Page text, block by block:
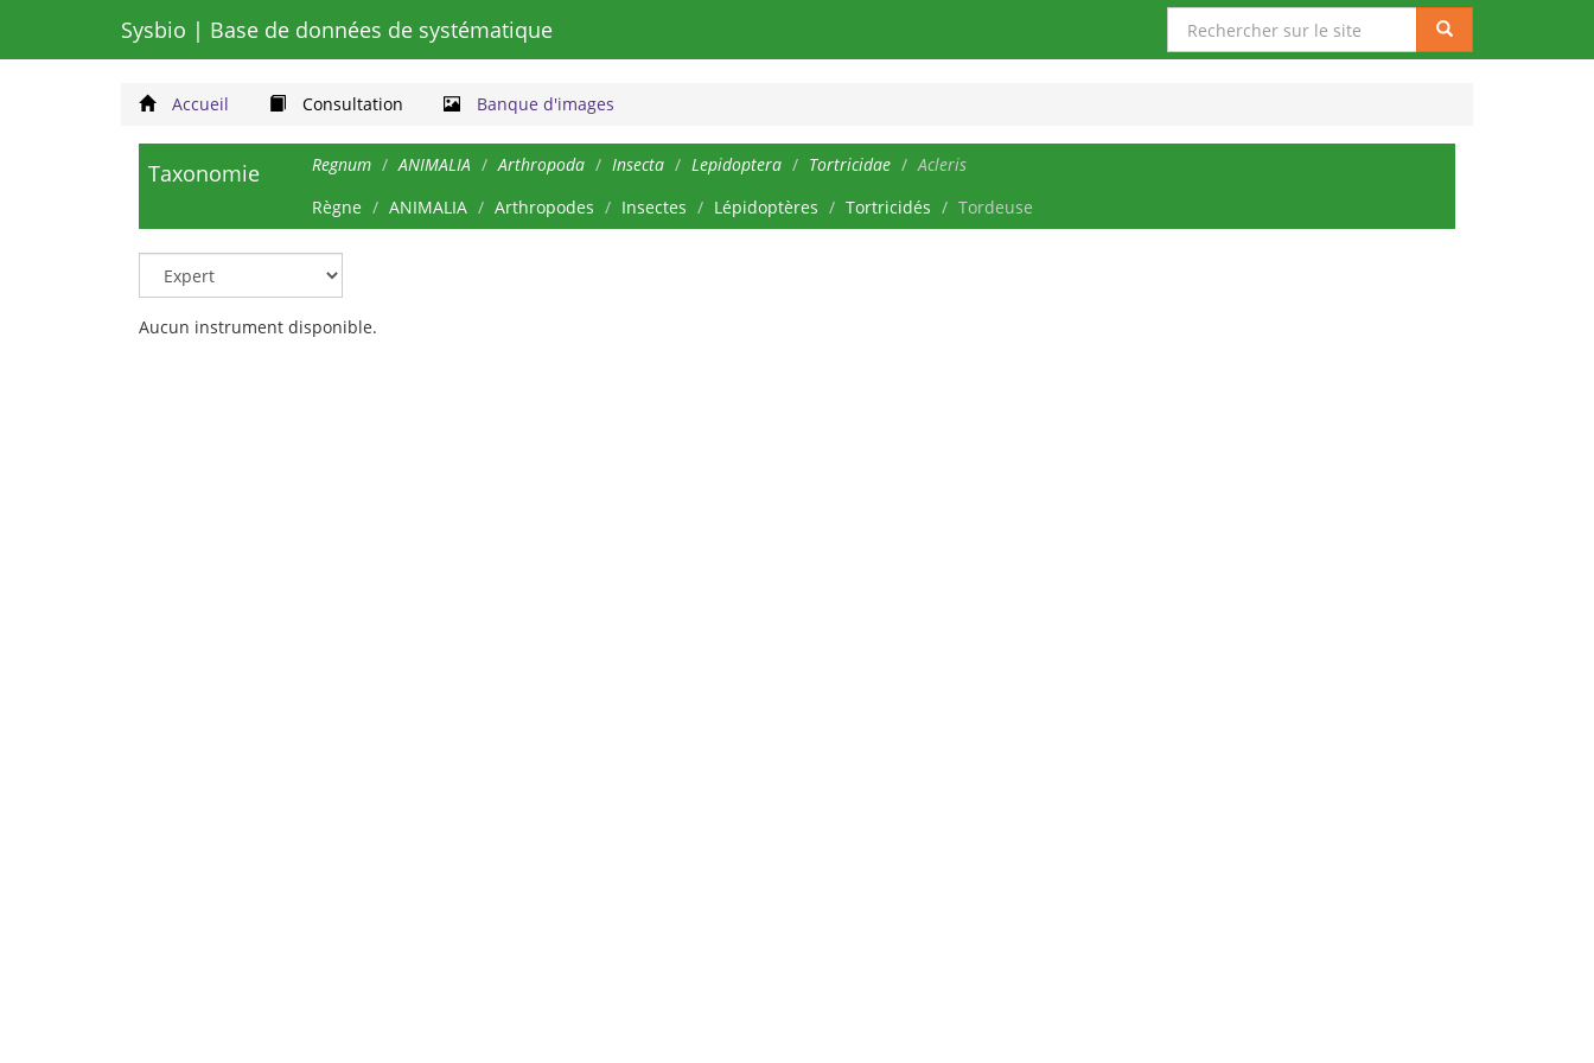
Sysbio | Base de données de systématique
sur
le
Rechercher
Accueil Consultation Banque d'images
Taxonomie Regnum ANIMALIA Arthropoda Insecta Lepidoptera Tortricidae
Acleris
Règne
ANIMALIA Arthropodes Insectes Lépidoptères Tortricidés Tordeuse
Aucun instrument disponible.